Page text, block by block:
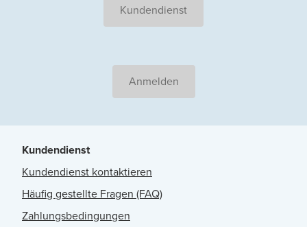
Kundendienst
Anmelden
Kundendienst
Kundendienst kontaktieren
Häufig gestellte Fragen (FAQ)
Zahlungsbedingungen